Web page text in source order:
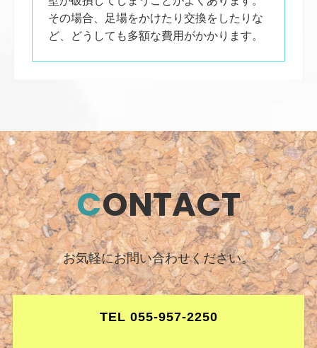
その場合、足場をかけたり交換をしたりな
ど、どうしても多額な費用がかかります。
CONTACT
お気軽にお問い合わせください。
TEL 055-957-2250